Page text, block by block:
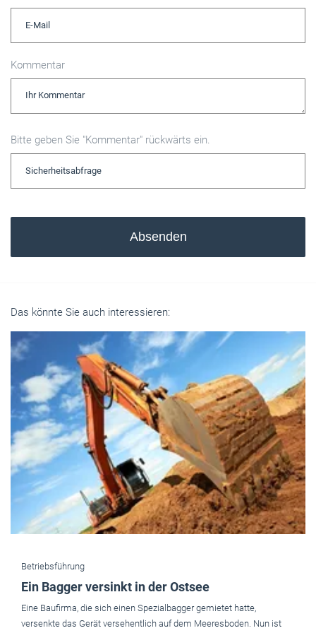
Kommentar
Bitte geben Sie "Kommentar" rückwärts ein.
Absenden
Das könnte Sie auch interessieren:
Betriebsführung
Ein Bagger versinkt in der Ostsee
Eine Baufirma, die sich einen Spezialbagger gemietet hatte,
versenkte das Gerät versehentlich auf dem Meeresboden. Nun ist